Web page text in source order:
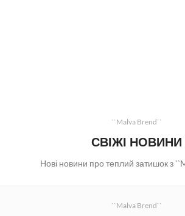
``Malva Brend``
СВІЖІ НОВИНИ
Нові новини про теплий затишок з
``Malva Brend``